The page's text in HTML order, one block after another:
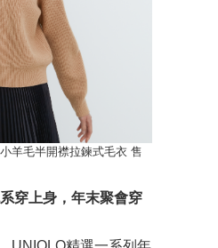
羊毛半開襟拉鍊式毛衣 售
穿上身，年末聚會穿